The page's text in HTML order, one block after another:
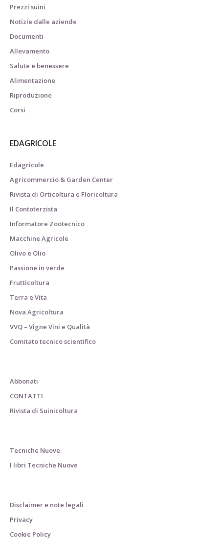
Prezzi suini
Notizie dalle aziende
Documenti
Allevamento
Salute e benessere
Alimentazione
Riproduzione
Corsi
EDAGRICOLE
Edagricole
Agricommercio & Garden Center
Rivista di Orticoltura e Floricoltura
Il Contoterzista
Informatore Zootecnico
Macchine Agricole
Olivo e Olio
Passione in verde
Frutticoltura
Terra e Vita
Nova Agricoltura
VVQ – Vigne Vini e Qualità
Comitato tecnico scientifico
Abbonati
CONTATTI
Rivista di Suinicoltura
Tecniche Nuove
I libri Tecniche Nuove
Disclaimer e note legali
Privacy
Cookie Policy